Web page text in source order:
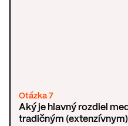
Otázka 7
Aký je hlavný rozdiel
tradičným